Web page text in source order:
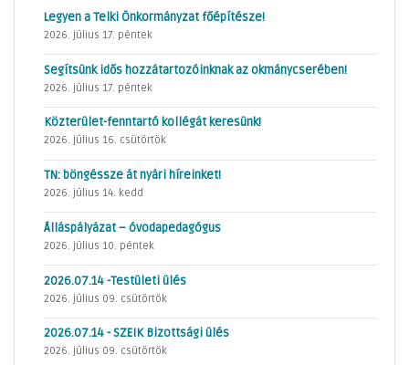
Legyen a Telki Önkormányzat főépítésze!
2026. július 17. péntek
Segítsünk idős hozzátartozóinknak az okmánycserében!
2026. július 17. péntek
Közterület-fenntartó kollégát keresünk!
2026. július 16. csütörtök
TN: böngéssze át nyári híreinket!
2026. július 14. kedd
Álláspályázat – óvodapedagógus
2026. július 10. péntek
2026.07.14 -Testületi ülés
2026. július 09. csütörtök
2026.07.14 - SZEIK Bizottsági ülés
2026. július 09. csütörtök